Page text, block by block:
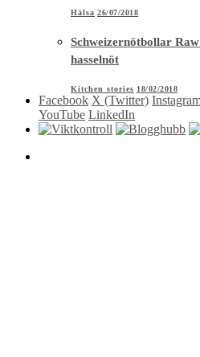
Hälsa 26/07/2018
Schweizernötbollar
hasselnöt
Kitchen stories 18/02/2018
Facebook X (Twitter)
YouTube LinkedIn